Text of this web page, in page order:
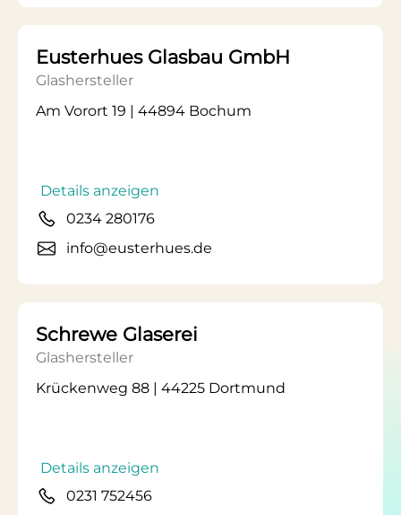
Eusterhues Glasbau GmbH
Glashersteller
Am Vorort 19 | 44894 Bochum
Details anzeigen
0234 280176
info@eusterhues.de
Schrewe Glaserei
Glashersteller
Krückenweg 88 | 44225 Dortmund
Details anzeigen
0231 752456